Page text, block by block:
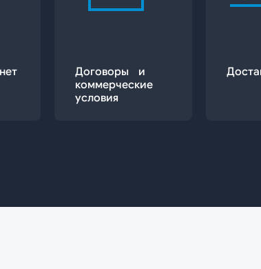
Договоры и
коммерческие
условия